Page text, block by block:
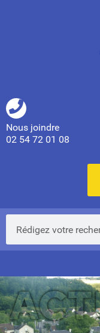
Nous joindre
02 54 72 01 08